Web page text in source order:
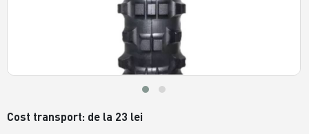
Cost transport: de la 23 lei